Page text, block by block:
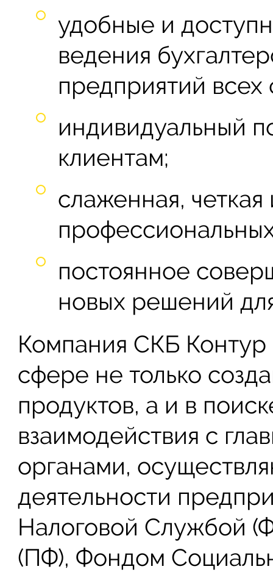
удобные и
ведения
предприятий
индивидуальный
клиентам;
слаженная,
постоянное
новых решений
Компания СКБ Контур
сфере не только
продуктов, а и в
взаимодействия с
органами,
деятельности
Налоговой Службой
(ПФ), Фондом